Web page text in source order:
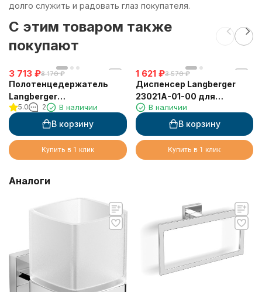
долго служить и радовать глаз покупателя.
C этим товаром также
покупают
3 713 ₽8 170 ₽
Полотенцедержатель
Langberger
хромированный к стене
"квадрат" 21838A
5.0 2 В наличии
В корзину
Купить в 1 клик
1 621 ₽3 570 ₽
Диспенсер Langberger
23021A-01-00 для
жидкого мыла
стеклянный круглый
В наличии
В корзину
Купить в 1 клик
Аналоги